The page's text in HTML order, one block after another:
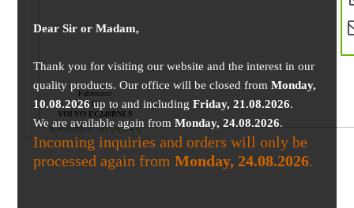
Dear Sir or Madam,
Thank you for visiting our website and the interest in our
quality products. Our office will be closed fromMonday,
10.08.2026up to and includingFriday, 21.08.2026.
We are available again fromMonday, 24.08.2026.
Incoming inquiries and orders will only be
processed again fromMonday, 24.08.2026.
Fahrmotor
für
VOLVO EC240BNLS
4369,68€ 4124,54€